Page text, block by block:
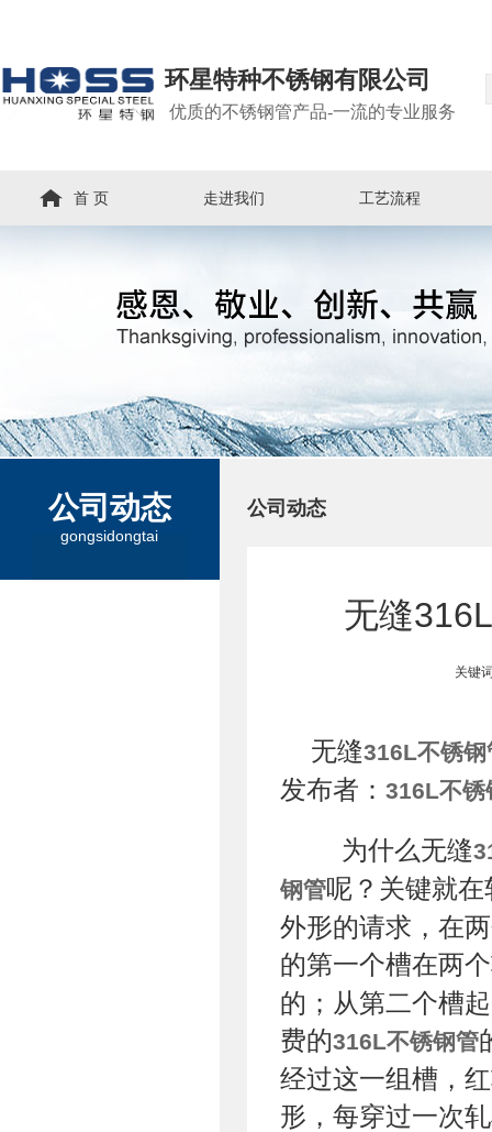
环星特种不锈钢有限公司
优质的不锈钢管产品-一流的专业服务
首 页 走进我们 工艺流程
公司动态
gongsidongtai
公司动态
无缝
关键
无缝316L不锈钢
发布者： 316L不锈
为什么无缝
钢管呢？关键就
外形的请求，在
的第一个槽在两
的；从第二个槽
费的316L不锈钢管
经过这一组槽，
形，每穿过一次